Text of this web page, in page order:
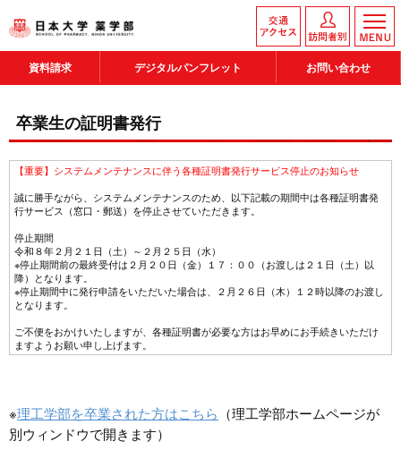
資料請求 デジタルパンフレット お問い合わせ
卒業生の証明書発行
【重要】システムメンテナンスに伴う各種証明書発行サービス停止のお知らせ
誠に勝手ながら、システムメンテナンスのため、以下記載の期間中は各種証明書発
行サービス（窓口・郵送）を停止させていただきます。
停止期間
令和８年２月２１日（土）～２月２５日（水）
※停止期間前の最終受付は２月２０日（金）１７：００（お渡しは２１日（土）以
降）となります。
※停止期間中に発行申請をいただいた場合は、２月２６日（木）１２時以降のお渡し
となります。
ご不便をおかけいたしますが、各種証明書が必要な方はお早めにお手続きいただけ
ますようお願い申し上げます。
※理工学部を卒業された方はこちら （理工学部ホームページが
別ウィンドウで開きます）